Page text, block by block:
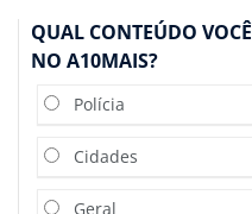
QUAL CONTEÚDO
NO A10MAIS?
Polícia
Cidades
Geral